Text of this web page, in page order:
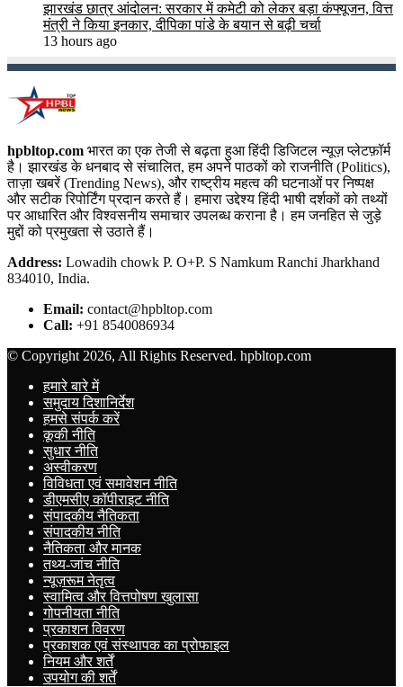
झारखंड छात्र आंदोलन: सरकार में कमेटी को लेकर बड़ा कंफ्यूजन, वित्त
मंत्री ने किया इनकार, दीपिका पांडे के बयान से बढ़ी चर्चा
13 hours ago
hpbltop.com भारत का एक तेजी से बढ़ता हुआ हिंदी डिजिटल न्यूज़ प्लेटफ़ॉर्म
है। झारखंड के धनबाद से संचालित, हम अपने पाठकों को राजनीति (Politics),
ताज़ा खबरें (Trending News), और राष्ट्रीय महत्व की घटनाओं पर निष्पक्ष
और सटीक रिपोर्टिंग प्रदान करते हैं। हमारा उद्देश्य हिंदी भाषी दर्शकों को तथ्यों
पर आधारित और विश्वसनीय समाचार उपलब्ध कराना है। हम जनहित से जुड़े
मुद्दों को प्रमुखता से उठाते हैं।
Address: Lowadih chowk P. O+P. S Namkum Ranchi Jharkhand
834010, India.
Email: contact@hpbltop.com
Call: +91 8540086934
© Copyright 2026, All Rights Reserved. hpbltop.com
हमारे बारे में
समुदाय दिशानिर्देश
हमसे संपर्क करें
कूकी नीति
सुधार नीति
अस्वीकरण
विविधता एवं समावेशन नीति
डीएमसीए कॉपीराइट नीति
संपादकीय नैतिकता
संपादकीय नीति
नैतिकता और मानक
तथ्य-जांच नीति
न्यूज़रूम नेतृत्व
स्वामित्व और वित्तपोषण खुलासा
गोपनीयता नीति
प्रकाशन विवरण
प्रकाशक एवं संस्थापक का प्रोफाइल
नियम और शर्तें
उपयोग की शर्तें